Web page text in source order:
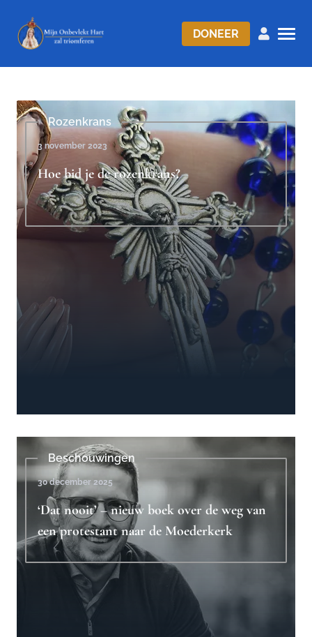
DONEER
Rozenkrans
3 november 2023
Hoe bid je de rozenkrans?
Beschouwingen
30 december 2025
‘Dat nooit’ – nieuw boek over de weg van
een protestant naar de Moederkerk